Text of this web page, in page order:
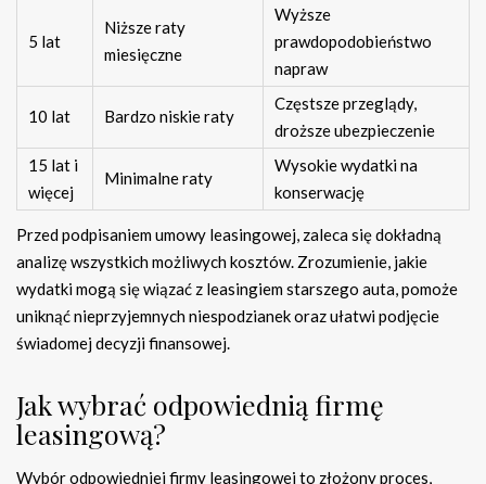
5 lat
Niższe raty
miesięczne
Wyższe
prawdopodobieństwo
napraw
10 lat Bardzo niskie raty
Częstsze przeglądy,
droższe ubezpieczenie
15 lat i
więcej
Minimalne raty
Wysokie wydatki na
konserwację
Przed podpisaniem umowy leasingowej, zaleca się dokładną
analizę wszystkich możliwych kosztów. Zrozumienie, jakie
wydatki mogą się wiązać z leasingiem starszego auta, pomoże
uniknąć nieprzyjemnych niespodzianek oraz ułatwi podjęcie
świadomej decyzji finansowej.
Jak wybrać odpowiednią firmę
leasingową?
Wybór odpowiedniej firmy leasingowej to złożony proces,